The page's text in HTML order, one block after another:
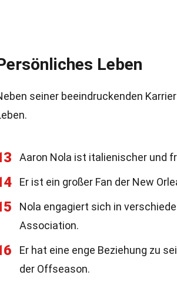
Leben
seiner beeindruckenden
Aaron Nola ist italienischer und
Er ist ein großer Fan der New
Nola engagiert sich in
Association.
Er hat eine enge Beziehung zu
der Offseason.